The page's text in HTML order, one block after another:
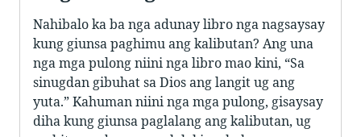
Nahibalo ka ba nga adunay libro nga nagsaysay
kung giunsa paghimu ang kalibutan? Ang una
nga mga pulong niini nga libro mao kini, “Sa
sinugdan gibuhat sa Dios ang langit ug ang
yuta.” Kahuman niini nga mga pulong, gisaysay
diha kung giunsa paglalang ang kalibutan, ug